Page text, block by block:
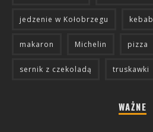
jedzenie w Kołobrzegu kebab
makaron Michelin pizza
sernik z czekoladą truskawki
WAŻNE